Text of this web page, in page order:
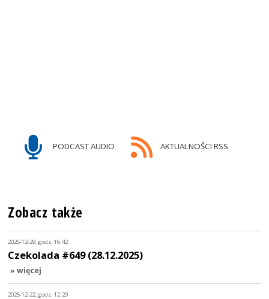
PODCAST AUDIO AKTUALNOŚCI RSS
Zobacz także
2025-12-29, godz. 16:42
Czekolada #649 (28.12.2025)
» więcej
2025-12-22, godz. 12:29